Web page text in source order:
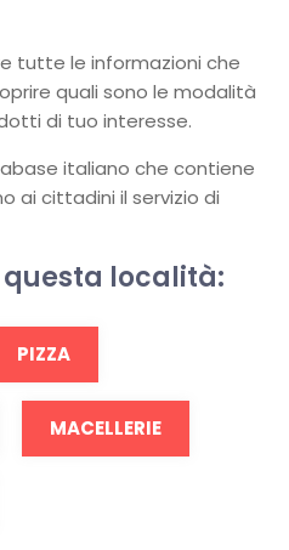
tutte le informazioni che
quali sono le modalità
di tuo interesse.
italiano che contiene
ai cittadini il servizio di
località:
PIZZA
MACELLERIE